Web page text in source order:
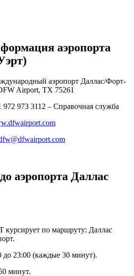
аэропорта
аэропорт Даллас/Форт-
Airport, TX 75261
973 3112 – Справочная служба
аэропорта Даллас
курсирует по маршруту: Даллас
до 23:00 (каждые 30 минут).
минут.